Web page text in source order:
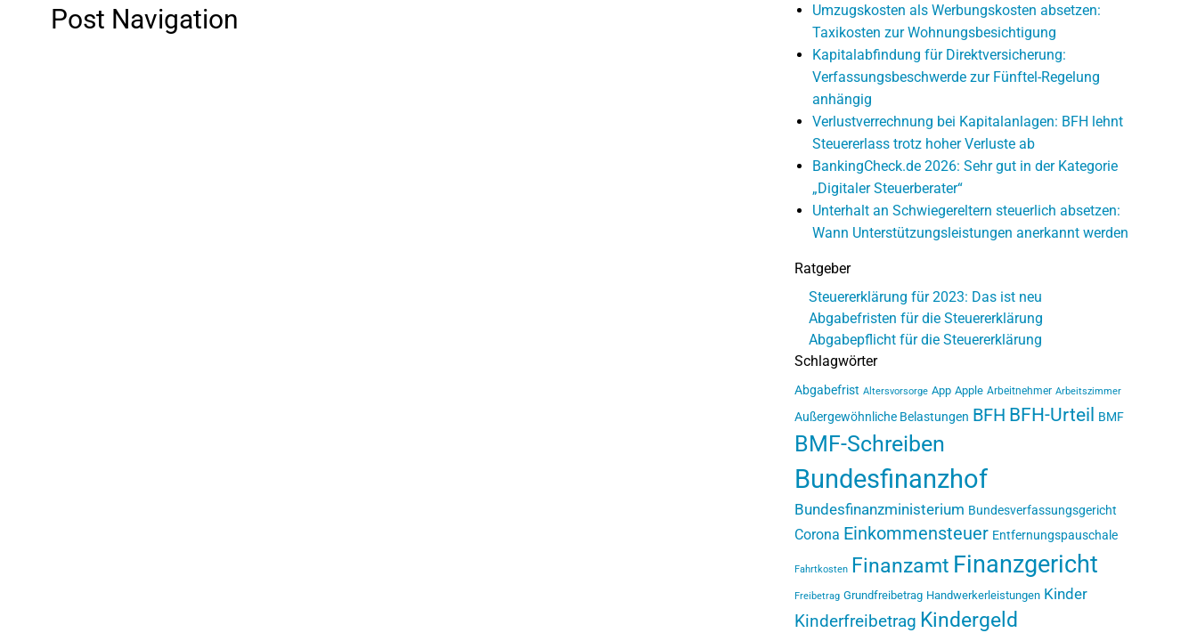
Post Navigation
Umzugskosten als Werbungskosten absetzen:
Taxikosten zur Wohnungsbesichtigung
Kapitalabfindung für Direktversicherung:
Verfassungsbeschwerde zur Fünftel-Regelung
anhängig
Verlustverrechnung bei Kapitalanlagen: BFH lehnt
Steuererlass trotz hoher Verluste ab
BankingCheck.de 2026: Sehr gut in der Kategorie
„Digitaler Steuerberater“
Unterhalt an Schwiegereltern steuerlich absetzen:
Wann Unterstützungsleistungen anerkannt werden
Ratgeber
Steuererklärung für 2023: Das ist neu
Abgabefristen für die Steuererklärung
Abgabepflicht für die Steuererklärung
Schlagwörter
Abgabefrist Altersvorsorge App Apple Arbeitnehmer Arbeitszimmer
Außergewöhnliche Belastungen BFH BFH-Urteil BMF
BMF-Schreiben
Bundesfinanzhof
Bundesfinanzministerium Bundesverfassungsgericht
Corona Einkommensteuer Entfernungspauschale
Fahrtkosten Finanzamt Finanzgericht
Freibetrag Grundfreibetrag Handwerkerleistungen Kinder
Kinderfreibetrag Kindergeld